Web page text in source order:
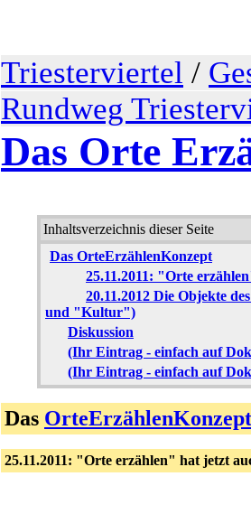
Triesterviertel /
Rundweg
Das Orte
Inhaltsverzeichnis dieser Seite
Das OrteErzählenKonzept
25.11.2011: "Orte
20.11.2012 Die Objekte
und "Kultur")
Diskussion
(Ihr Eintrag - einfach auf
(Ihr Eintrag - einfach auf
Das OrteErzählenKonzept
25.11.2011: "Orte erzählen" hat jetzt